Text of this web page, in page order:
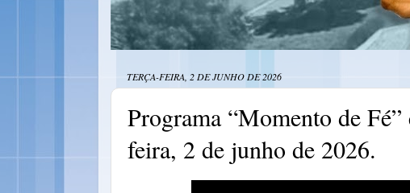
TERÇA-FEIRA, 2 DE JUNHO DE 2026
Programa “Momento de
feira, 2 de junho de 2026.